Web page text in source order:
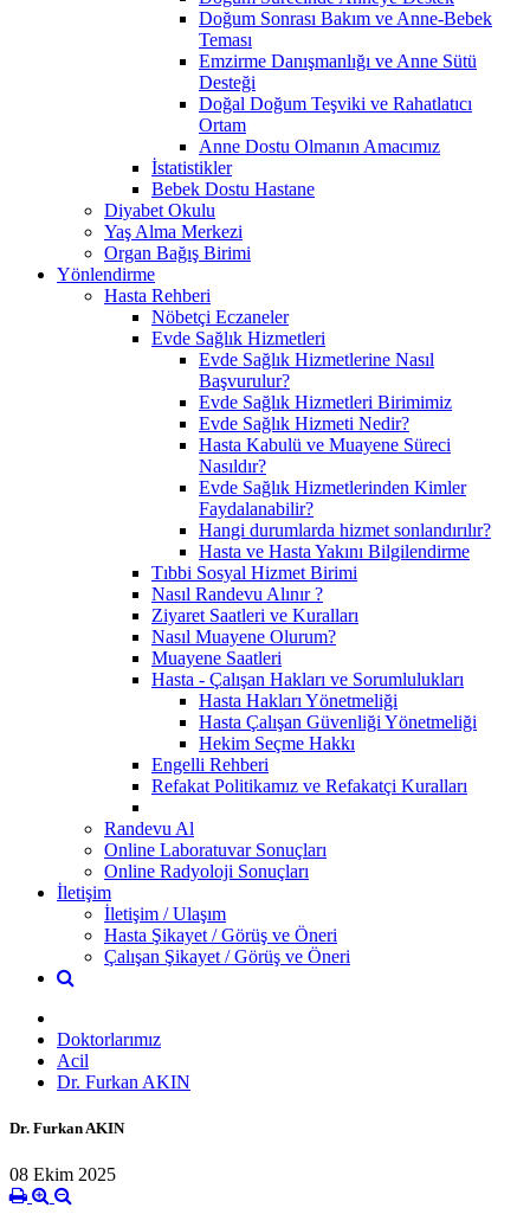
Doğum Sonrası Bakım ve Anne-Bebek
Teması
Emzirme Danışmanlığı ve Anne Sütü
Desteği
Doğal Doğum Teşviki ve Rahatlatıcı
Ortam
Anne Dostu Olmanın Amacımız
İstatistikler
Bebek Dostu Hastane
Diyabet Okulu
Yaş Alma Merkezi
Organ Bağış Birimi
Yönlendirme
Hasta Rehberi
Nöbetçi Eczaneler
Evde Sağlık Hizmetleri
Evde Sağlık Hizmetlerine Nasıl
Başvurulur?
Evde Sağlık Hizmetleri Birimimiz
Evde Sağlık Hizmeti Nedir?
Hasta Kabulü ve Muayene Süreci
Nasıldır?
Evde Sağlık Hizmetlerinden Kimler
Faydalanabilir?
Hangi durumlarda hizmet sonlandırılır?
Hasta ve Hasta Yakını Bilgilendirme
Tıbbi Sosyal Hizmet Birimi
Nasıl Randevu Alınır ?
Ziyaret Saatleri ve Kuralları
Nasıl Muayene Olurum?
Muayene Saatleri
Hasta - Çalışan Hakları ve Sorumlulukları
Hasta Hakları Yönetmeliği
Hasta Çalışan Güvenliği Yönetmeliği
Hekim Seçme Hakkı
Engelli Rehberi
Refakat Politikamız ve Refakatçi Kuralları
Randevu Al
Online Laboratuvar Sonuçları
Online Radyoloji Sonuçları
İletişim
İletişim / Ulaşım
Hasta Şikayet / Görüş ve Öneri
Çalışan Şikayet / Görüş ve Öneri
Doktorlarımız
Acil
Dr. Furkan AKIN
Dr. Furkan AKIN
08 Ekim 2025